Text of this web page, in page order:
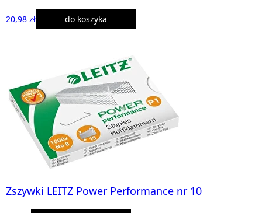
20,98 zł do koszyka
Zszywki LEITZ Power Performance nr 10